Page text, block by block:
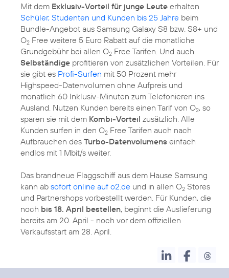
Mit dem Exklusiv-Vorteil für junge Leute erhalten
Schüler, Studenten und Kunden bis 25 Jahre beim
Bundle-Angebot aus Samsung Galaxy S8 bzw. S8+ und
O2 Free weitere 5 Euro Rabatt auf die monatliche
Grundgebühr bei allen O2 Free Tarifen. Und auch
Selbständige profitieren von zusätzlichen Vorteilen. Für
sie gibt es Profi-Surfen mit 50 Prozent mehr
Highspeed-Datenvolumen ohne Aufpreis und
monatlich 60 Inklusiv-Minuten zum Telefonieren ins
Ausland. Nutzen Kunden bereits einen Tarif von O2, so
sparen sie mit dem Kombi-Vorteil zusätzlich. Alle
Kunden surfen in den O2 Free Tarifen auch nach
Aufbrauchen des Turbo-Datenvolumens einfach
endlos mit 1 Mbit/s weiter.
Das brandneue Flaggschiff aus dem Hause Samsung
kann ab sofort online auf o2.de und in allen O2 Stores
und Partnershops vorbestellt werden. Für Kunden, die
noch bis 18. April bestellen, beginnt die Auslieferung
bereits am 20. April - noch vor dem offiziellen
Verkaufsstart am 28. April.